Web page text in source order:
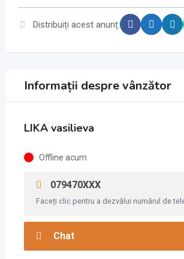
Distribuiți acest anunț:
Informații despre vânzător
LIKA vasilieva
Offline acum
079470XXX
Faceți clic pentru a dezvălui numărul de
Chat